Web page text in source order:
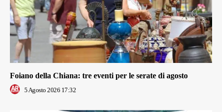
Foiano della Chiana: tre eventi per le serate di agosto
5 Agosto 2026 17:32